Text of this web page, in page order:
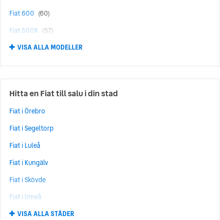
Fiat 600 (60)
Fiat 500X (57)
Fiat 500L (29)
Fiat Panda (28)
Fiat Ducato (27)
Fiat Grande Panda (25)
Fiat Punto (22)
Fiat 500E (19)
Fiat 124 (10)
Fiat Doblò (8)
Fiat Grande Punto
Fiat Bravo
VISA ALLA MODELLER
Hitta en Fiat till salu i din stad
Fiat i Örebro
Fiat i Segeltorp
Fiat i Luleå
Fiat i Kungälv
Fiat i Skövde
Fiat i Umeå
Fiat i Norrköping
VISA ALLA STÄDER